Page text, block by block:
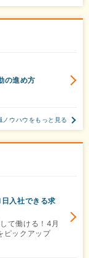
の進め方
ノウハウをもっと見る
入社できる求
て働ける！4月
ピックアップ